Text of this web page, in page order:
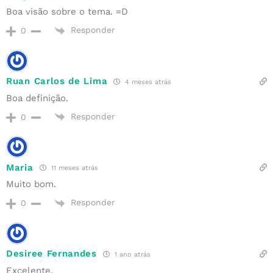
Boa visão sobre o tema. =D
0 Responder
Ruan Carlos de Lima 4 meses atrás
Boa definição.
0 Responder
Maria 11 meses atrás
Muito bom.
0 Responder
Desiree Fernandes 1 ano atrás
Excelente.